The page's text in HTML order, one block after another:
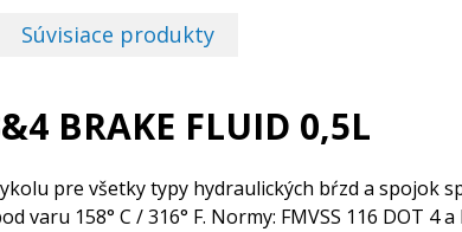
Súvisiace produkty
BRAKE FLUID 0,5L
pre všetky typy hydraulických bŕzd a spojok
158° C / 316° F. Normy: FMVSS 116 DOT 4 a